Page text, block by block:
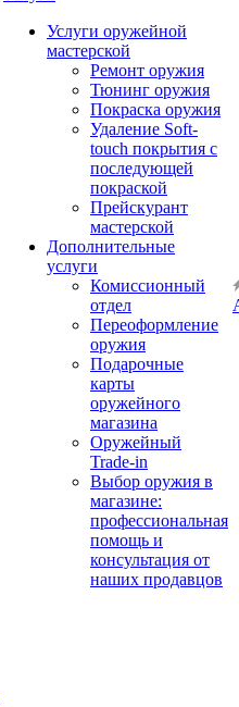
Услуги оружейной
мастерской
Ремонт оружия
Тюнинг оружия
Покраска оружия
Удаление Soft-
touch покрытия с
последующей
покраской
Прейскурант
мастерской
Дополнительные
услуги
Комиссионный
отдел
Переоформление
оружия
Подарочные
карты
оружейного
магазина
Оружейный
Trade-in
Выбор оружия в
магазине:
профессиональная
помощь и
консультация от
наших продавцов